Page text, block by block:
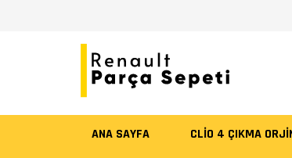
ANA SAYFA CLİO 4 ÇIKMA